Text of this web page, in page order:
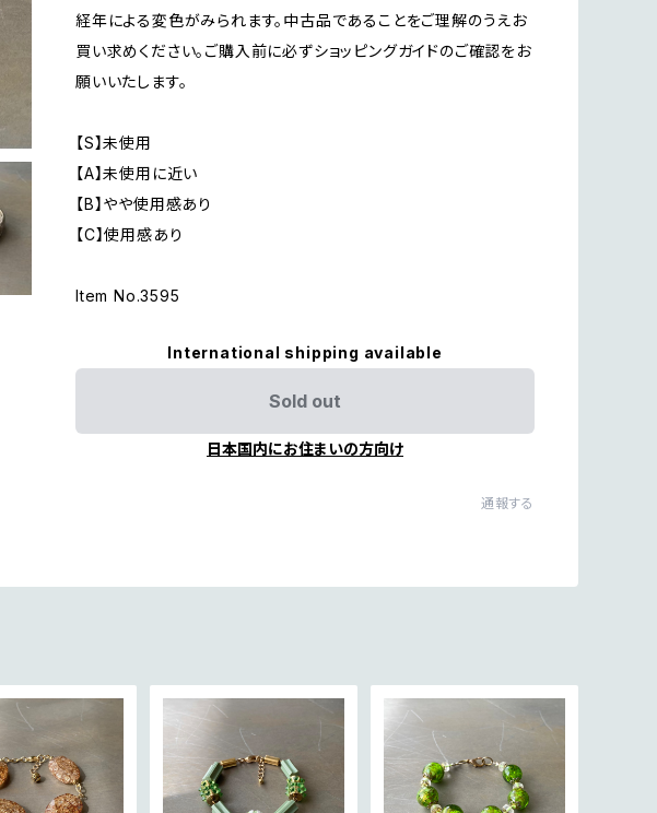
経年による変色がみられます。中古品であることをご理解のうえお
買い求めください。ご購入前に必ずショッピングガイドのご確認をお
願いいたします。
【S】未使用
【A】未使用に近い
【B】やや使用感あり
【C】使用感あり
Item No.3595
International shipping available
Sold out
日本国内にお住まいの方向け
通報する